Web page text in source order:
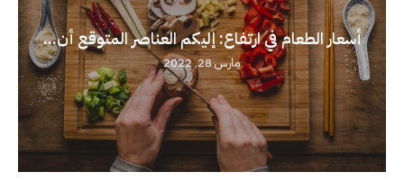
أسعار الطعام في ارتفاع: إليكم العناصر المتوقع أن...
مارس 28, 2022